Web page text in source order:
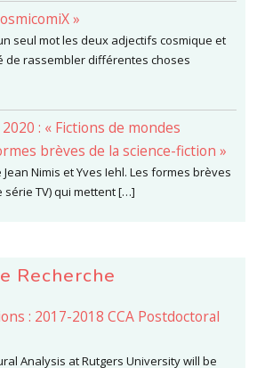
»
seul mot les deux adjectifs cosmique et
de rassembler différentes choses
: « Fictions de mondes
brèves de la science-fiction »
Nimis et Yves Iehl. Les formes brèves
série TV) qui mettent […]
Recherche
: 2017-2018 CCA Postdoctoral
Analysis at Rutgers University will be